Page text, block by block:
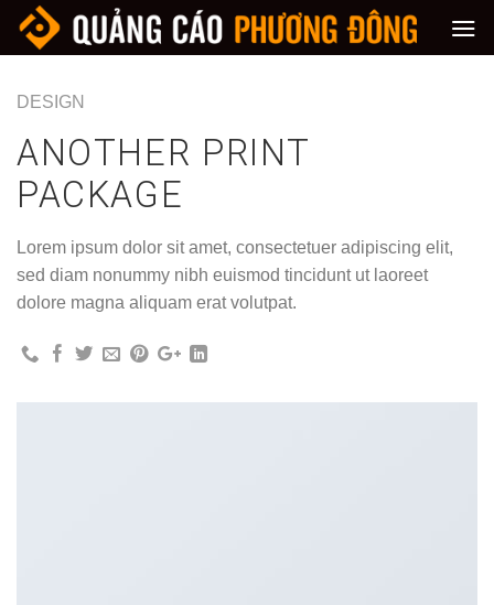
Skip
DESIGN
ANOTHER PRINT
PACKAGE
Lorem ipsum dolor sit amet, consectetuer adipiscing elit,
sed diam nonummy nibh euismod tincidunt ut laoreet
dolore magna aliquam erat volutpat.